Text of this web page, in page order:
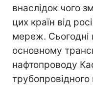
внаслідок чого
цих країн від
мереж. Сьогодні
основному
нафтопроводу